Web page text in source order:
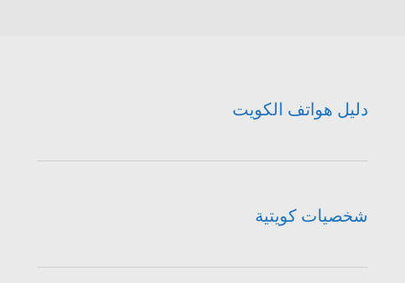
دليل هواتف الكويت
شخصيات كويتية